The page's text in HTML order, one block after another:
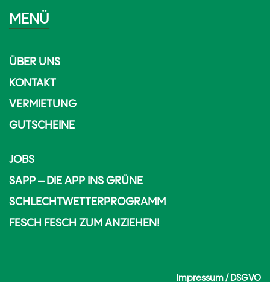
MENÜ
ÜBER UNS
KONTAKT
VERMIETUNG
GUTSCHEINE
JOBS
SAPP – DIE APP INS GRÜNE
SCHLECHTWETTERPROGRAMM
FESCH FESCH ZUM ANZIEHEN!
Impressum / DSGVO